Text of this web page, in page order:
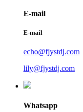
E-mail
E-mail
echo@fjystdj.com
lily@fjystdj.com
Whatsapp